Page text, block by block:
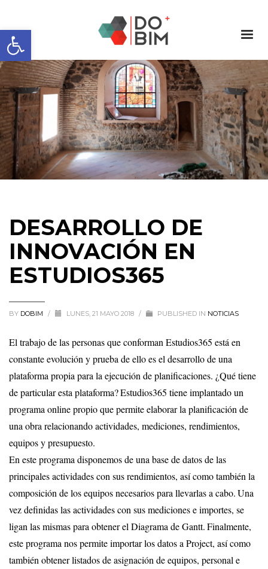
Abrir barra de herramientas
DESARROLLO DE
INNOVACIÓN EN
ESTUDIOS365
BY DOBIM / LUNES, 21 MAYO 2018 / PUBLISHED IN NOTICIAS
El trabajo de las personas que conforman Estudios365 está en
constante evolución y prueba de ello es el desarrollo de una
plataforma propia para la ejecución de planificaciones. ¿Qué tiene
de particular esta plataforma?Estudios365 tiene implantado un
programa online propio que permite elaborar la planificación de
una obra relacionando actividades, mediciones, rendimientos,
equipos y presupuesto.
En este programa disponemos de una base de datos de las
principales actividades con sus rendimientos, así como también la
composición de los equipos necesarios para llevarlas a cabo.Una
vez definidas las actividades con sus mediciones e importes, se
ligan las mismas para obtener el Diagrama de Gantt.Finalmente,
este programa nos permite importar los datos a Project, así como
también obtener listados de asignación de equipos, personal e